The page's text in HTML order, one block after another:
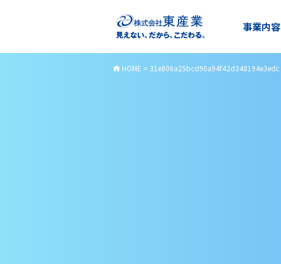
事業内容
HOME > 31e806a25bcd90a94f42d348194e3edc